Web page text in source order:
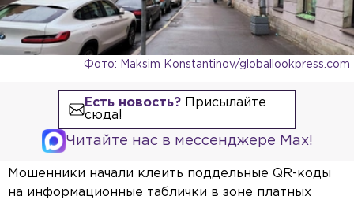
Фото: Maksim Konstantinov/globallookpress.com
Есть новость?Присылайте
сюда!
Читайте нас в мессенджере Max!
Мошенники начали клеить поддельные QR-коды
на информационные таблички в зоне платных